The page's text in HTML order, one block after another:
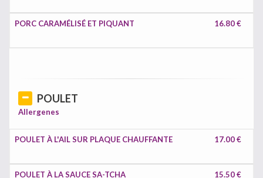
PORC CARAMÉLISÉ ET PIQUANT 16.80 €
POULET
Allergenes
POULET À L'AIL SUR PLAQUE CHAUFFANTE 17.00 €
POULET À LA SAUCE SA-TCHA 15.50 €